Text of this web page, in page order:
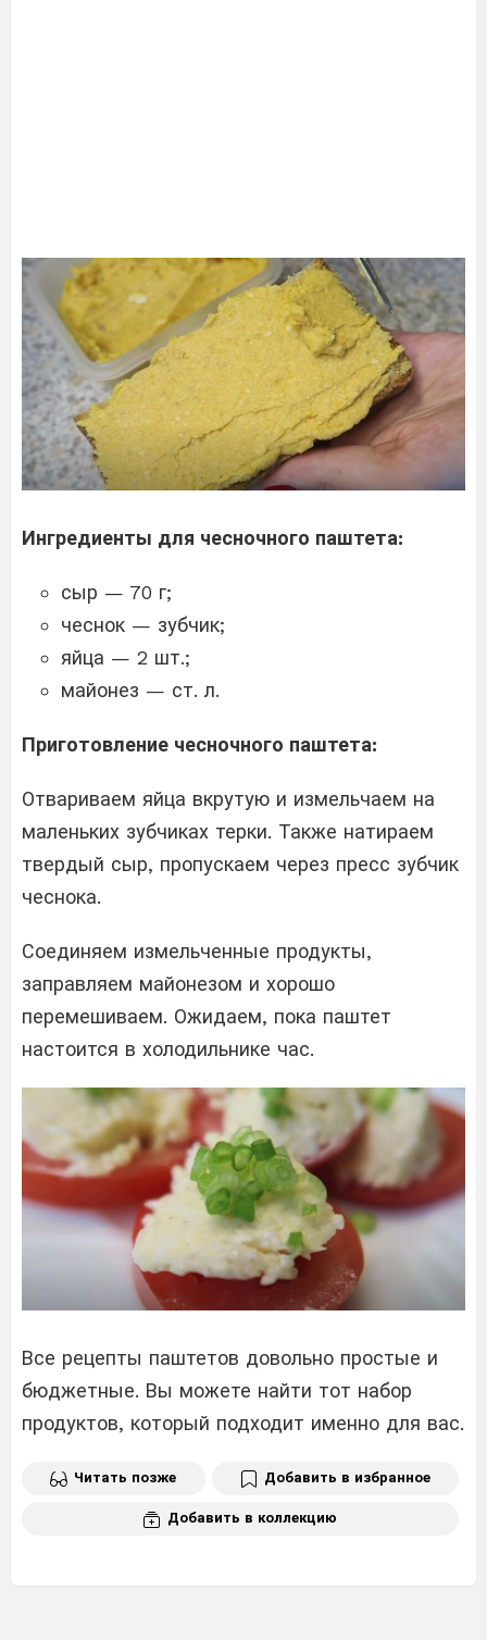
Ингредиенты для чесночного паштета:
сыр — 70 г;
чеснок — зубчик;
яйца — 2 шт.;
майонез — ст. л.
Приготовление чесночного паштета:
Отвариваем яйца вкрутую и измельчаем на
маленьких зубчиках терки. Также натираем
твердый сыр, пропускаем через пресс зубчик
чеснока.
Соединяем измельченные продукты,
заправляем майонезом и хорошо
перемешиваем. Ожидаем, пока паштет
настоится в холодильнике час.
Все рецепты паштетов довольно простые и
бюджетные. Вы можете найти тот набор
продуктов, который подходит именно для вас.
Читать позже Добавить в избранное
Добавить в коллекцию